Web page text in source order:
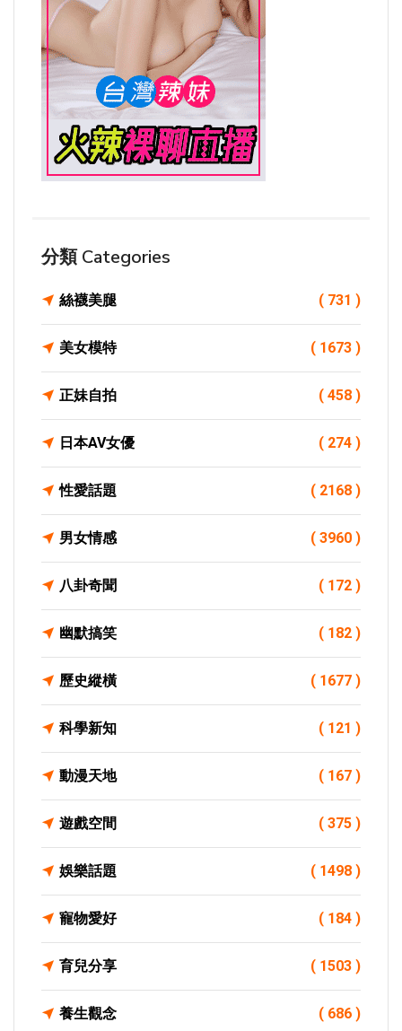
分類 Categories
絲襪美腿 ( 731 )
美女模特 ( 1673 )
正妹自拍 ( 458 )
日本AV女優 ( 274 )
性愛話題 ( 2168 )
男女情感 ( 3960 )
八卦奇聞 ( 172 )
幽默搞笑 ( 182 )
歷史縱橫 ( 1677 )
科學新知 ( 121 )
動漫天地 ( 167 )
遊戲空間 ( 375 )
娛樂話題 ( 1498 )
寵物愛好 ( 184 )
育兒分享 ( 1503 )
養生觀念 ( 686 )